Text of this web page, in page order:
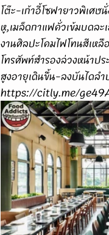
โต๊ะ-เก้าอี้โซฟายาวพิเศษ
หู,เมล็ดกาแฟคั่วเข้มบดละ
งานศิลปะโคมไฟโทนสีเห
โทรศัพท์สำรองล่วงหน้าป
สูงอายุเดินขึ้น-ลงบันไดล
https://citly.me/